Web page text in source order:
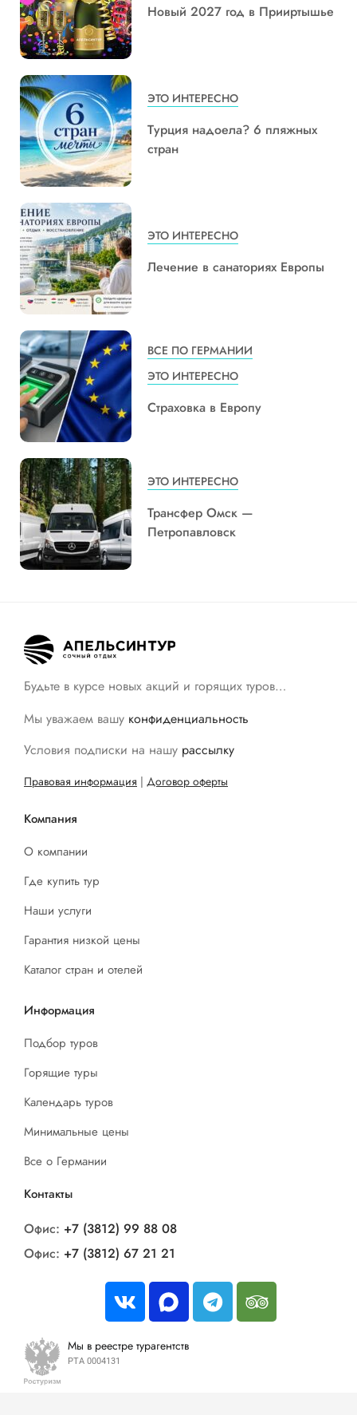
Новый 2027 год в Прииртышье
ЭТО ИНТЕРЕСНО
Турция надоела? 6 пляжных
стран
ЭТО ИНТЕРЕСНО
Лечение в санаториях Европы
ВСЕ ПО ГЕРМАНИИ
ЭТО ИНТЕРЕСНО
Страховка в Европу
ЭТО ИНТЕРЕСНО
Трансфер Омск —
Петропавловск
Будьте в курсе новых акций и горящих туров…
Мы уважаем вашу конфиденциальность
Условия подписки на нашу рассылку
Правовая информация | Договор оферты
Компания
О компании
Где купить тур
Наши услуги
Гарантия низкой цены
Каталог стран и отелей
Информация
Подбор туров
Горящие туры
Календарь туров
Минимальные цены
Все о Германии
Контакты
Офис: +7 (3812) 99 88 08
Офис: +7 (3812) 67 21 21
Мы в реестре турагентств
РТА 0004131